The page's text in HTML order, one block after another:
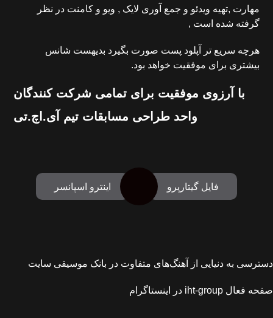
مهارت ,تهیه ویدئو و جمع آوری لایک , ویو و کامنت در نظر
گرفته شده است ,
هرچه سریع تر آپلود پست صورت بگیرد بدیهست شانس
بیشتری برای موفقیت خواهد بود.
با آرزوی موفقیت برای تمامی شرکت کنندگان
واحد طراحی مسابقات تیم آی.اچ.تی
فایل گیتارپرو اینترو اسپانسر
دسترسی به دنیایی از آهنگ‌های متفاوت در بانک موسیقی سایت
صفحه فعال iht-group در اینستاگرام